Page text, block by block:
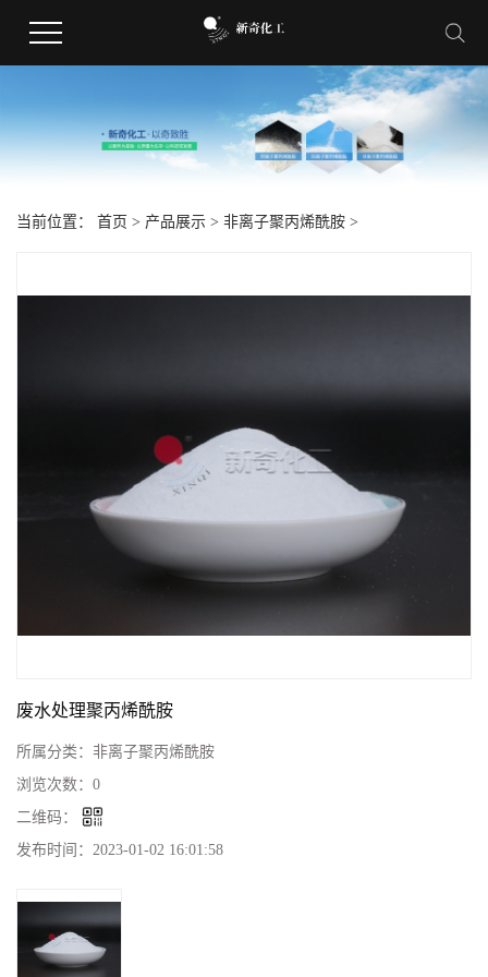
当前位置： 首页 > 产品展示 > 非离子聚丙烯酰胺 >
废水处理聚丙烯酰胺
所属分类： 非离子聚丙烯酰胺
浏览次数： 0
二维码：
发布时间： 2023-01-02 16:01:58